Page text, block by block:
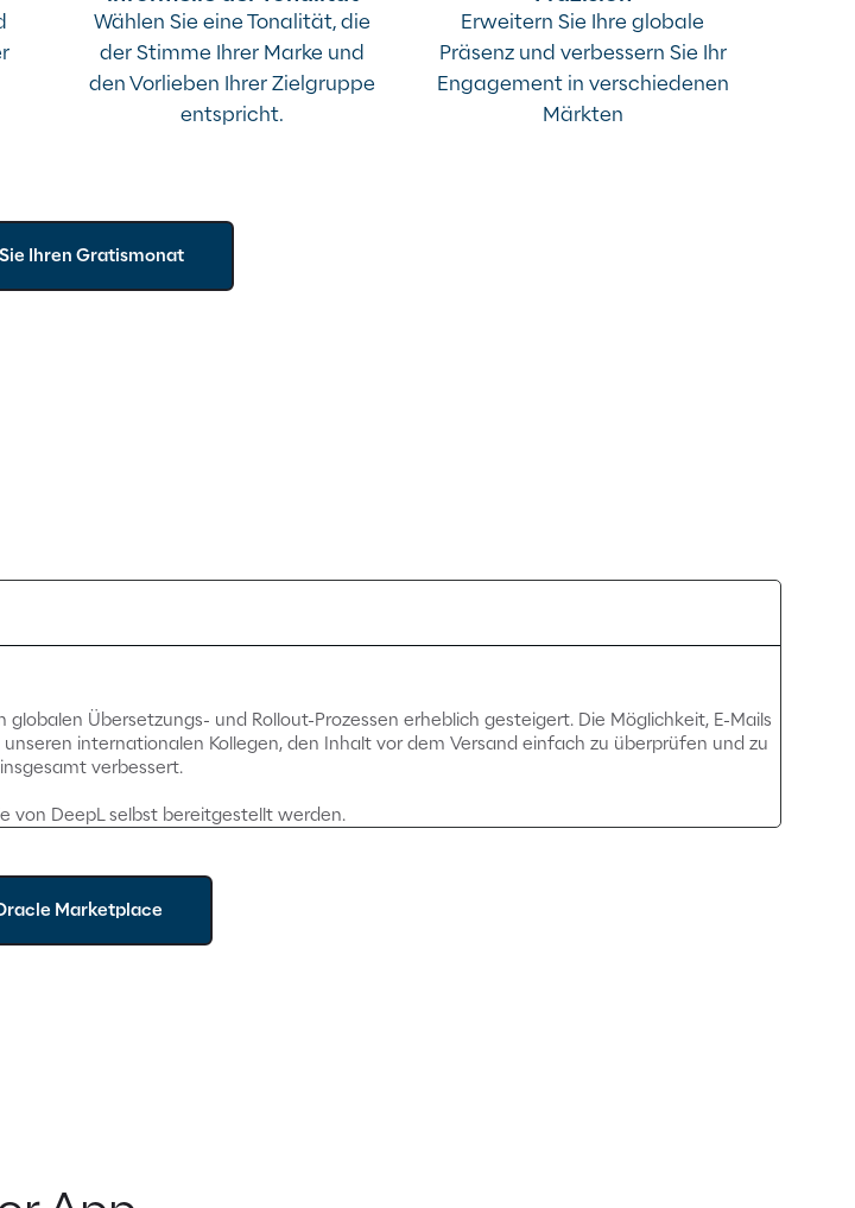
Wählen Sie eine Tonalität, die
der Stimme Ihrer Marke und
den Vorlieben Ihrer Zielgruppe
entspricht.
Erweitern Sie Ihre globale
Präsenz und verbessern Sie Ihr
Engagement in verschiedenen
Märkten
Ihren Gratismonat
Übersetzungs- und Rollout-Prozessen erheblich gesteigert. Die Möglichkeit, E-Mails
internationalen Kollegen, den Inhalt vor dem Versand einfach zu überprüfen und zu
verbessert.
von DeepL selbst bereitgestellt werden.
Marketplace